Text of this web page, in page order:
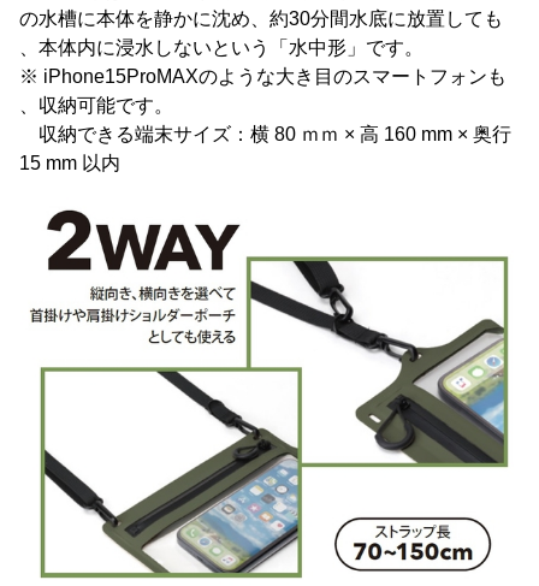
の水槽に本体を静かに沈め、約30分間水底に放置しても
、本体内に浸水しないという「水中形」です。
※ iPhone15ProMAXのような大き目のスマートフォンも
、収納可能です。
収納できる端末サイズ：横 80 ｍｍ × 高 160 mm × 奥行
15 mm 以内